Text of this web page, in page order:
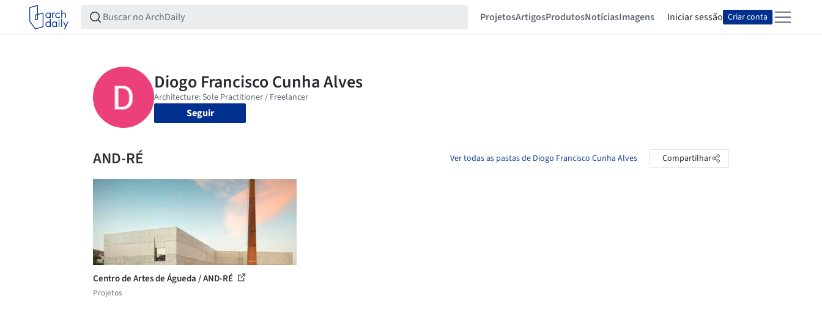
ProjetosArtigosProdutosNotíciasImagens Iniciar sessão Criar conta
Seguir
AND-RÉ Ver todas as pastas de Diogo Francisco Cunha Alves Compartilhar
Centro de Artes de Águeda / AND-RÉ
Projetos